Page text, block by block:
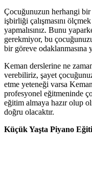
Çocuğunuzun herhangi
işbirliği çalışmasını
yapmalısınız. Bunu
gerekmiyor, bu
bir göreve odaklanmasına
Keman derslerine ne
verebiliriz, şayet
etme yeteneği varsa
profesyonel eğitmeninde
eğitim almaya hazır olup
doğru olacaktır.
Küçük Yaşta Piyano